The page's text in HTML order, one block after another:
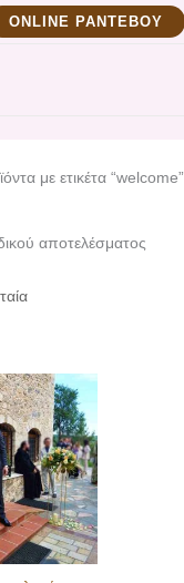
ΟNLINE ΡΑΝΤΕΒΟΥ
με ετικέτα “welcome”
αποτελέσματος